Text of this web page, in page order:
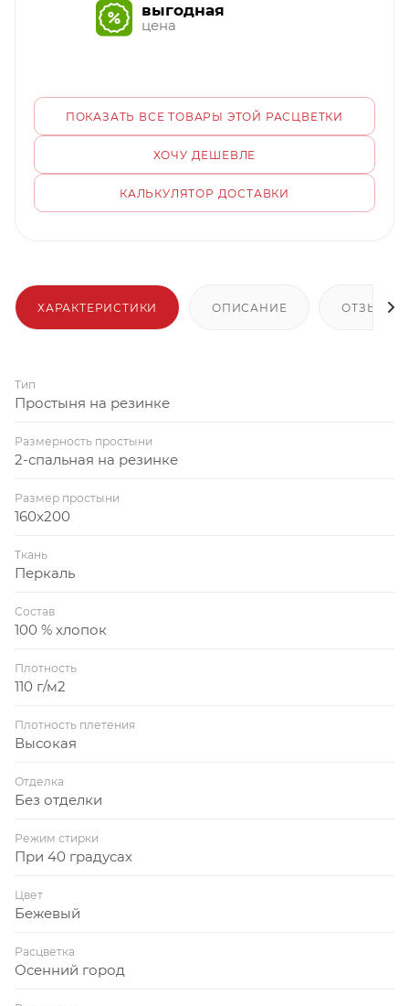
выгодная
цена
ПОКАЗАТЬ ВСЕ ТОВАРЫ ЭТОЙ РАСЦВЕТКИ
ХОЧУ ДЕШЕВЛЕ
КАЛЬКУЛЯТОР ДОСТАВКИ
ХАРАКТЕРИСТИКИ ОПИСАНИЕ ОТЗЫВЫ
Тип
Простыня на резинке
Размерность простыни
2-спальная на резинке
Размер простыни
160x200
Ткань
Перкаль
Состав
100 % хлопок
Плотность
110 г/м2
Плотность плетения
Высокая
Отделка
Без отделки
Режим стирки
При 40 градусах
Цвет
Бежевый
Расцветка
Осенний город